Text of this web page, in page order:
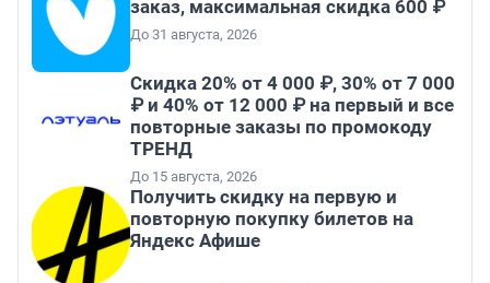
заказ, максимальная скидка 600 ₽
До 31 августа, 2026
Скидка 20% от 4 000 ₽, 30% от 7 000
₽ и 40% от 12 000 ₽ на первый и все
повторные заказы по промокоду
ТРЕНД
До 15 августа, 2026
Получить скидку на первую и
повторную покупку билетов на
Яндекс Афише